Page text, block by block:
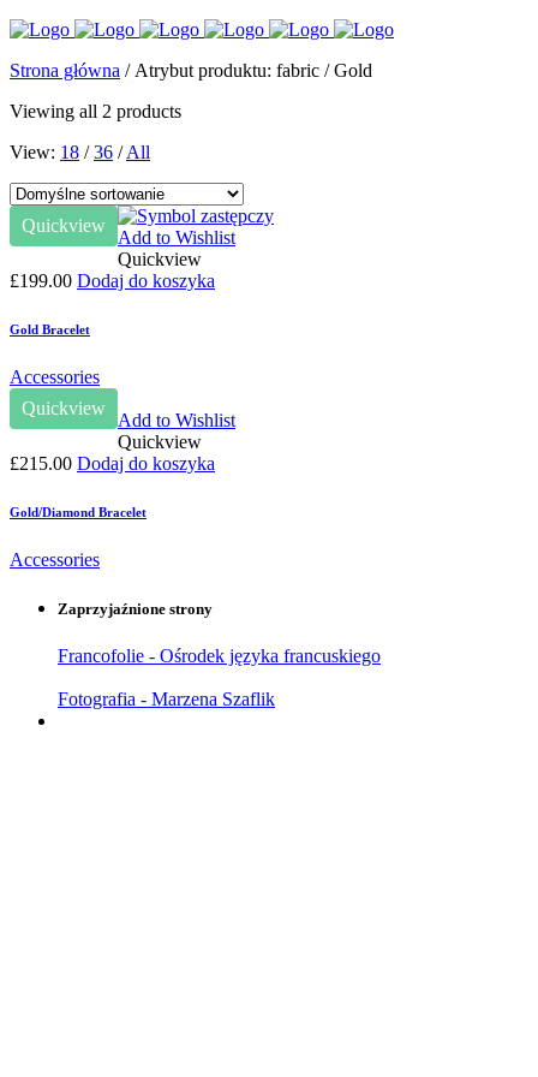
Strona główna / Atrybut produktu: fabric / Gold
Viewing all 2 products
View: 18 /36 /All
Quickview
Add to Wishlist
Quickview
£199.00 Dodaj do koszyka
Gold Bracelet
Accessories
Quickview
Add to Wishlist
Quickview
£215.00 Dodaj do koszyka
Gold/Diamond Bracelet
Accessories
Zaprzyjaźnione strony
Francofolie - Ośrodek języka francuskiego
Fotografia - Marzena Szaflik